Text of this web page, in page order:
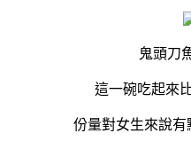
鬼頭刀
這一碗吃起來
份量對女生來說